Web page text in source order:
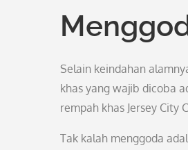
Selain keindahan
khas yang wajib dicoba
rempah khas Jersey City
Tak kalah menggoda